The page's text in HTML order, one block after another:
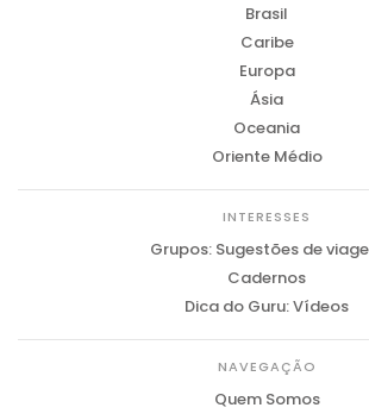
Brasil
Caribe
Europa
Ásia
Oceania
Oriente Médio
INTERESSES
Grupos: Sugestões de
Cadernos
Dica do Guru: Vídeos
NAVEGAÇÃO
Quem Somos